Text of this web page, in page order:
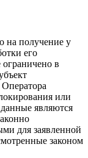
на получение у
его
в
или
являются
для заявленной
законом